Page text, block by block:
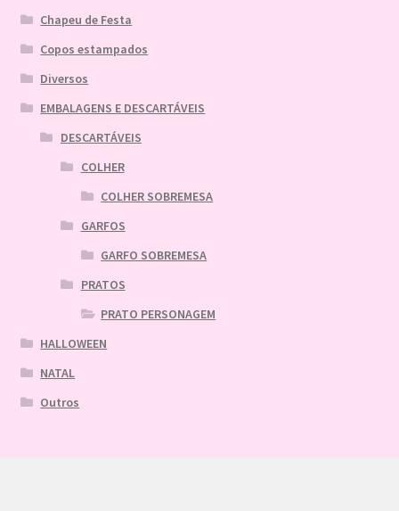
Chapeu de Festa
Copos estampados
Diversos
EMBALAGENS E DESCARTÁVEIS
DESCARTÁVEIS
COLHER
COLHER SOBREMESA
GARFOS
GARFO SOBREMESA
PRATOS
PRATO PERSONAGEM
HALLOWEEN
NATAL
Outros